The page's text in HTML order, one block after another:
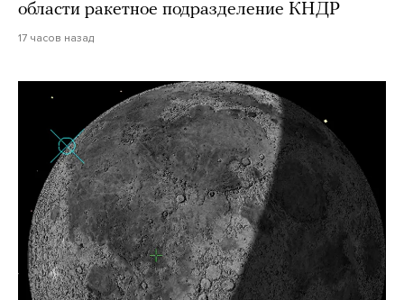
области ракетное подразделение КНДР
17 часов назад